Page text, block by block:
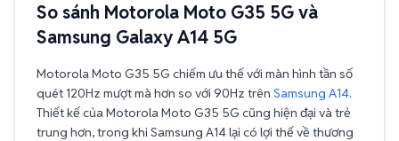
So sánh Motorola Moto G35 5G và
Samsung Galaxy A14 5G
Motorola Moto G35 5G chiếm ưu thế với màn hình tần số
quét 120Hz mượt mà hơn so với 90Hz trên Samsung A14.
Thiết kế của Motorola Moto G35 5G cũng hiện đại và trẻ
trung hơn, trong khi Samsung A14 lại có lợi thế về thương